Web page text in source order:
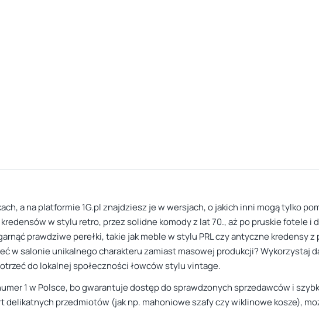
a na platformie 1G.pl znajdziesz je w wersjach, o jakich inni mogą tylko
w stylu retro, przez solidne komody z lat 70., aż po pruskie fotele i
prawdziwe perełki, takie jak meble w stylu PRL czy antyczne kredensy
w salonie unikalnego charakteru zamiast masowej produkcji? Wykorzystaj
do lokalnej społeczności łowców stylu vintage.
1 w Polsce, bo gwarantuje dostęp do sprawdzonych sprzedawców i
delikatnych przedmiotów (jak np. mahoniowe szafy czy wiklinowe kosze),